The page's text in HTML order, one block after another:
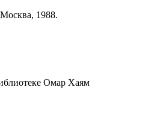
1988.
Омар Хаям